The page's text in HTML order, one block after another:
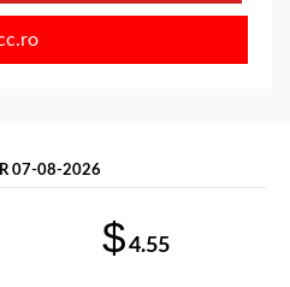
07-08-2026
$4.55